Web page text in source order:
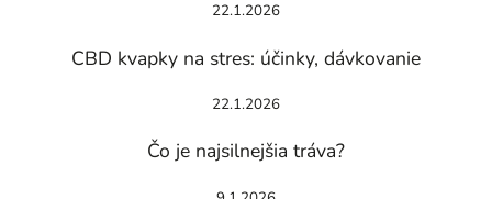
22.1.2026
CBD kvapky na stres: účinky, dávkovanie
22.1.2026
Čo je najsilnejšia tráva?